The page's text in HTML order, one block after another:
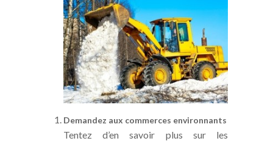
Demandez aux commerces environnants
Tentez d’en savoir plus sur les